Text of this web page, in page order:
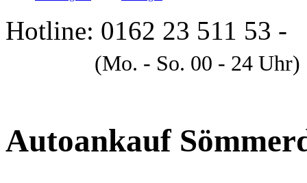
Hotline: 0162 23 511 53 -
(Mo. - So. 00 - 24 Uhr)
Autoankauf